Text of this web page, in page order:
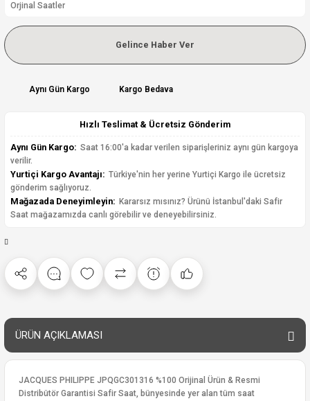
Orjinal Saatler
Gelince Haber Ver
Aynı Gün Kargo Kargo Bedava
Hızlı Teslimat & Ücretsiz Gönderim
Aynı Gün Kargo: Saat 16:00'a kadar verilen siparişleriniz aynı gün kargoya
verilir.
Yurtiçi Kargo Avantajı: Türkiye'nin her yerine Yurtiçi Kargo ile ücretsiz
gönderim sağlıyoruz.
Mağazada Deneyimleyin: Kararsız mısınız? Ürünü İstanbul'daki Safir
Saat mağazamızda canlı görebilir ve deneyebilirsiniz.
ÜRÜN AÇIKLAMASI
JACQUES PHILIPPE JPQGC301316 %100 Orijinal Ürün & Resmi
Distribütör Garantisi Safir Saat, bünyesinde yer alan tüm saat